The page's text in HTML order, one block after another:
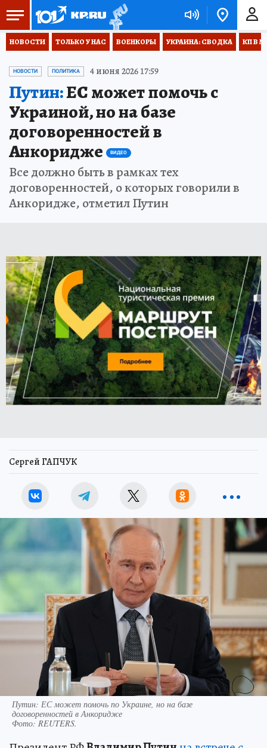
НОВОСТИ ТОЛЬКО У НАС ВОЕНКОРЫ УКРАИНА: СВОДКА КП В
НОВОСТИ ПОЛИТИКА 4 июня 2026 17:59
Путин:ЕС может помочь с
Украиной, но на базе
договоренностей в
Анкоридже
ВИДЕО
Все должно быть в рамках тех
договоренностей, о которых говорили в
Анкоридже, отметил Путин
Сергей ГАПЧУК
Путин: ЕС может помочь по Украине, но на базе
договоренностей в Анкоридже
Фото: REUTERS.